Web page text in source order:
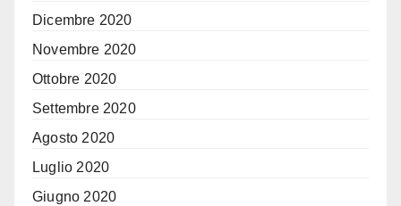
Dicembre 2020
Novembre 2020
Ottobre 2020
Settembre 2020
Agosto 2020
Luglio 2020
Giugno 2020